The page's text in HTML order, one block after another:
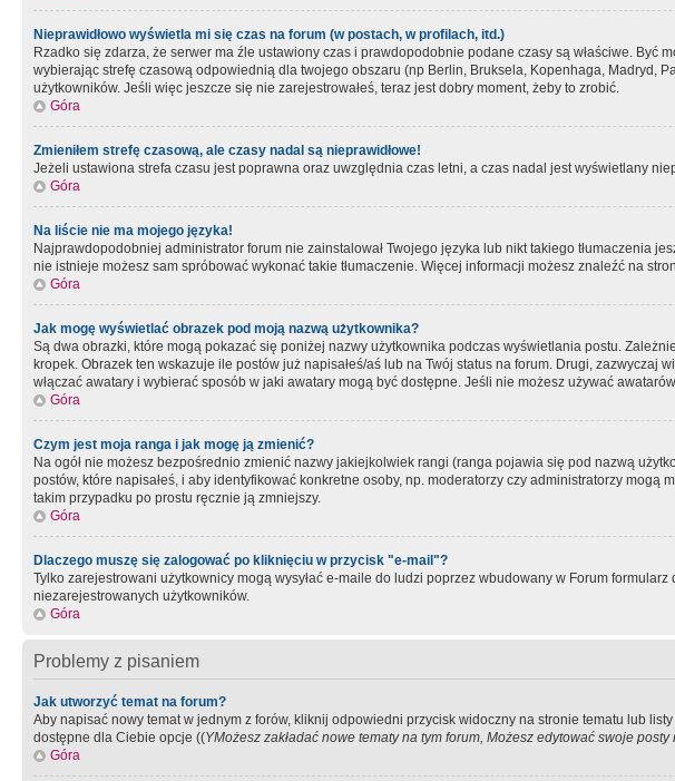
Nieprawidłowo wyświetla mi się czas na forum (w postach, w profilach, itd.)
Rzadko się zdarza, że serwer ma źle ustawiony czas i prawdopodobnie podane czasy są właściwe.
wybierając strefę czasową odpowiednią dla twojego obszaru (np Berlin, Bruksela, Kopenhaga, Madryd,
użytkowników. Jeśli więc jeszcze się nie zarejestrowałeś, teraz jest dobry moment, żeby to zrobić.
Góra
Zmieniłem strefę czasową, ale czasy nadal są nieprawidłowe!
Jeżeli ustawiona strefa czasu jest poprawna oraz uwzględnia czas letni, a czas nadal jest wyświetlany
Góra
Na liście nie ma mojego języka!
Najprawdopodobniej administrator forum nie zainstalował Twojego języka lub nikt takiego tłumaczenia
nie istnieje możesz sam spróbować wykonać takie tłumaczenie. Więcej informacji możesz znaleźć na
Góra
Jak mogę wyświetlać obrazek pod moją nazwą użytkownika?
Są dwa obrazki, które mogą pokazać się poniżej nazwy użytkownika podczas wyświetlania postu.
kropek. Obrazek ten wskazuje ile postów już napisałeś/aś lub na Twój status na forum. Drugi,
włączać awatary i wybierać sposób w jaki awatary mogą być dostępne. Jeśli nie możesz używać
Góra
Czym jest moja ranga i jak mogę ją zmienić?
Na ogół nie możesz bezpośrednio zmienić nazwy jakiejkolwiek rangi (ranga pojawia się pod nazwą
postów, które napisałeś, i aby identyfikować konkretne osoby, np. moderatorzy czy administratorzy
takim przypadku po prostu ręcznie ją zmniejszy.
Góra
Dlaczego muszę się zalogować po kliknięciu w przycisk "e-mail"?
Tylko zarejestrowani użytkownicy mogą wysyłać e-maile do ludzi poprzez wbudowany w Forum
niezarejestrowanych użytkowników.
Góra
Problemy z pisaniem
Jak utworzyć temat na forum?
Aby napisać nowy temat w jednym z forów, kliknij odpowiedni przycisk widoczny na stronie tematu lub
dostępne dla Ciebie opcje ((YMożesz zakładać nowe tematy na tym forum, Możesz edytować swoje posty
Góra